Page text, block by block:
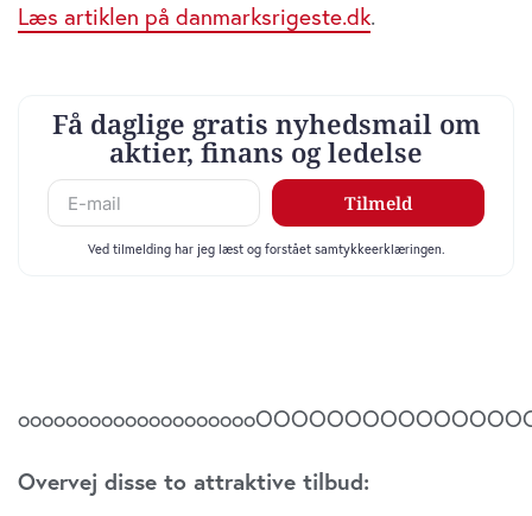
Læs artiklen på danmarksrigeste.dk.
Overvej disse to attraktive tilbud: